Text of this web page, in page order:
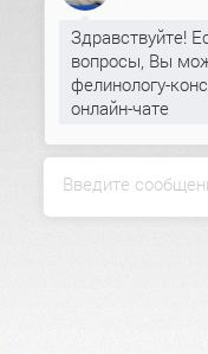
Введите
Здравствуйте!
вопросы, Вы
фелинологу-
онлайн-чате